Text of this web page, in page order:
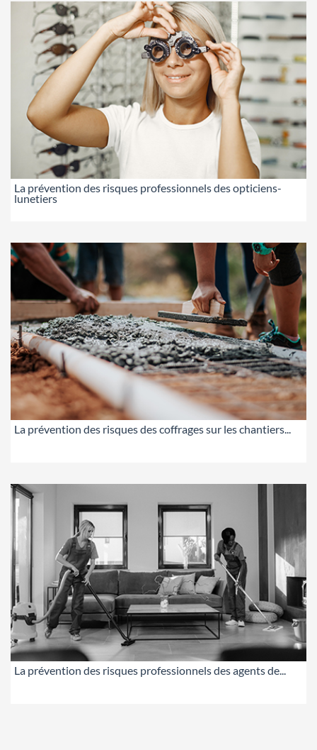
La prévention des risques professionnels des opticiens-
lunetiers
La prévention des risques des coffrages sur les chantiers...
La prévention des risques professionnels des agents de...